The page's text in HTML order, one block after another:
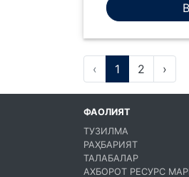
‹ 1 2 ›
ФАОЛИЯТ
ТУЗИЛМА
РАҲБАРИЯТ
ТАЛАБАЛАР
АХБОРОТ РЕСУРС